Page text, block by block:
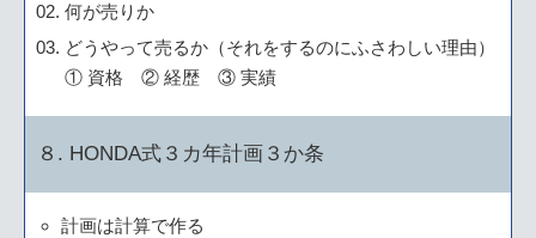
何が売りか
どうやって売るか（それをするのにふさわしい理由）
① 資格 ② 経歴 ③ 実績
８. HONDA式３カ年計画３か条
計画は計算で作る